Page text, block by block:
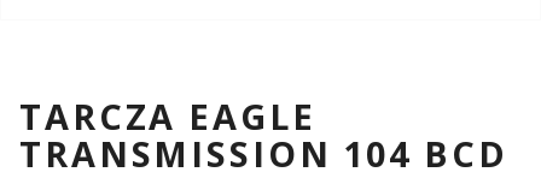
TARCZA EAGLE
TRANSMISSION 104 BCD